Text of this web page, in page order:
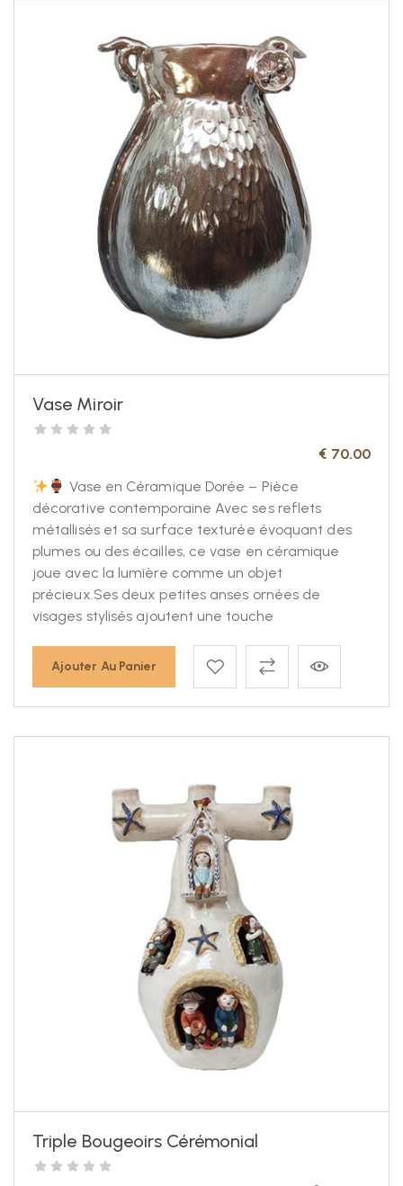
Vase Miroir
€ 70.00
Vase en Céramique Dorée – Pièce
décorative contemporaine Avec ses reflets
métallisés et sa surface texturée évoquant des
plumes ou des écailles, ce vase en céramique
joue avec la lumière comme un objet
précieux.Ses deux petites anses ornées de
visages stylisés ajoutent une touche
Ajouter Au Panier
Triple Bougeoirs Cérémonial